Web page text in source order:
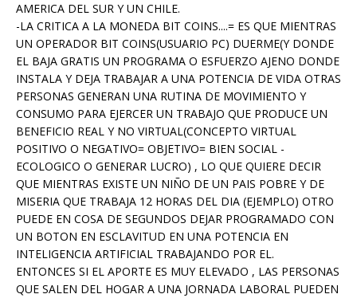
AMERICA DEL SUR Y UN CHILE.
-LA CRITICA A LA MONEDA BIT COINS....= ES QUE MIENTRAS
UN OPERADOR BIT COINS(USUARIO PC) DUERME(Y DONDE
EL BAJA GRATIS UN PROGRAMA O ESFUERZO AJENO DONDE
INSTALA Y DEJA TRABAJAR A UNA POTENCIA DE VIDA OTRAS
PERSONAS GENERAN UNA RUTINA DE MOVIMIENTO Y
CONSUMO PARA EJERCER UN TRABAJO QUE PRODUCE UN
BENEFICIO REAL Y NO VIRTUAL(CONCEPTO VIRTUAL
POSITIVO O NEGATIVO= OBJETIVO= BIEN SOCIAL -
ECOLOGICO O GENERAR LUCRO) , LO QUE QUIERE DECIR
QUE MIENTRAS EXISTE UN NIÑO DE UN PAIS POBRE Y DE
MISERIA QUE TRABAJA 12 HORAS DEL DIA (EJEMPLO) OTRO
PUEDE EN COSA DE SEGUNDOS DEJAR PROGRAMADO CON
UN BOTON EN ESCLAVITUD EN UNA POTENCIA EN
INTELIGENCIA ARTIFICIAL TRABAJANDO POR EL.
ENTONCES SI EL APORTE ES MUY ELEVADO , LAS PERSONAS
QUE SALEN DEL HOGAR A UNA JORNADA LABORAL PUEDEN